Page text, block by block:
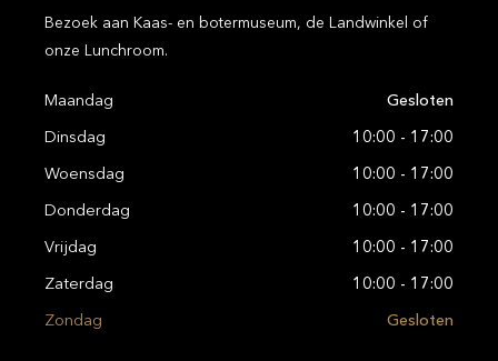
Bezoek aan Kaas- en botermuseum, de Landwinkel of
onze Lunchroom.
Maandag Gesloten
Dinsdag 10:00 - 17:00
Woensdag 10:00 - 17:00
Donderdag 10:00 - 17:00
Vrijdag 10:00 - 17:00
Zaterdag 10:00 - 17:00
Zondag Gesloten